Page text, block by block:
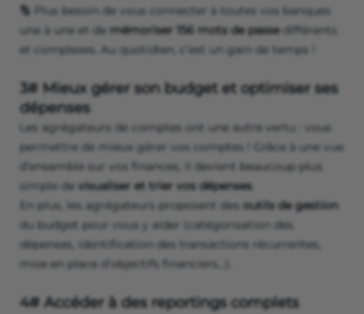
🔢 Plus besoin de vous connecter à toutes vos banques
une à une et de mémoriser 156 mots de passe différents
et complexes. Au quotidien, c’est un gain de temps !
3# Mieux gérer son budget et optimiser ses
dépenses
Les agrégateurs de comptes ont une autre vertu : vous
permettre de mieux gérer vos comptes ! Grâce à une vue
d’ensemble sur vos finances, il devient beaucoup plus
simple de visualiser et trier vos dépenses.
En plus, les agrégateurs proposent des outils de gestion
du budget pour vous y aider (catégorisation des
dépenses, identification des transactions récurrentes,
mise en place d’objectifs financiers…).
4# Accéder à des reportings complets